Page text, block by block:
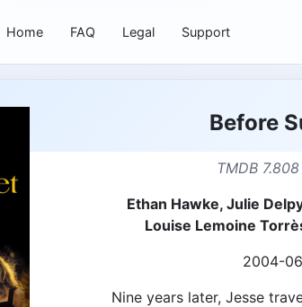
Home FAQ Legal Support
Before
TMDB
Ethan Hawke, Julie
Louise Lemoine
2004-
Nine years later, Jesse